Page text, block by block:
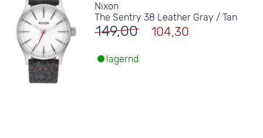
Nixon
The Sentry 38 Leather Gray / Tan
149,00 104,30
lagernd